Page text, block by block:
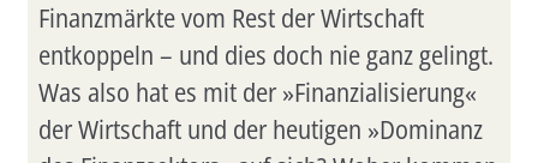
Finanzmärkte vom Rest der Wirtschaft
entkoppeln – und dies doch nie ganz gelingt.
Was also hat es mit der »Finanzialisierung«
der Wirtschaft und der heutigen »Dominanz